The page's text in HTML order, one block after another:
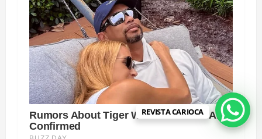
REVISTA CARIOCA